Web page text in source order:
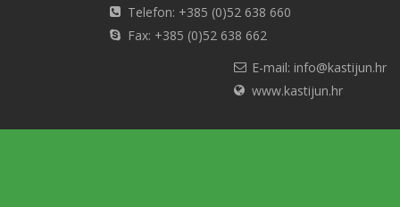
Telefon: +385 (0)52 638 660
Fax: +385 (0)52 638 662
E-mail: info@kastijun.hr
www.kastijun.hr